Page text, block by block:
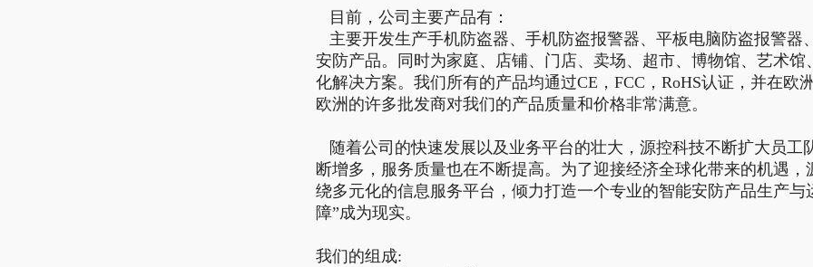
目前，公司主要产品有：
主要开发生产手机防盗器、手机防盗报警器、平板电脑防盗报警器
安防产品。同时为家庭、店铺、门店、卖场、超市、博物馆、艺术
化解决方案。我们所有的产品均通过CE，FCC，RoHS认证，并在
欧洲的许多批发商对我们的产品质量和价格非常满意。
随着公司的快速发展以及业务平台的壮大，源控科技不断扩大员工
断增多，服务质量也在不断提高。为了迎接经济全球化带来的机遇
绕多元化的信息服务平台，倾力打造一个专业的智能安防产品生产
障”成为现实。
我们的组成: